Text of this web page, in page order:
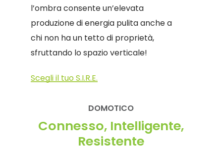
l’ombra consente un’elevata
produzione di energia pulita anche a
chi non ha un tetto di proprietà,
sfruttando lo spazio verticale!
Scegli il tuo S.I.R.E.
DOMOTICO
Connesso, Intelligente,
Resistente